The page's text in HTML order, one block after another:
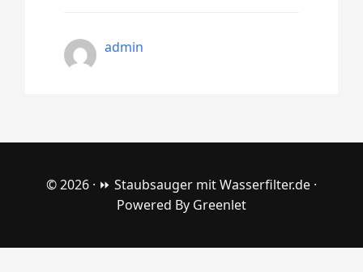
admin
© 2026 · ⏩ Staubsauger mit Wasserfilter.de ·
Powered By Greenlet